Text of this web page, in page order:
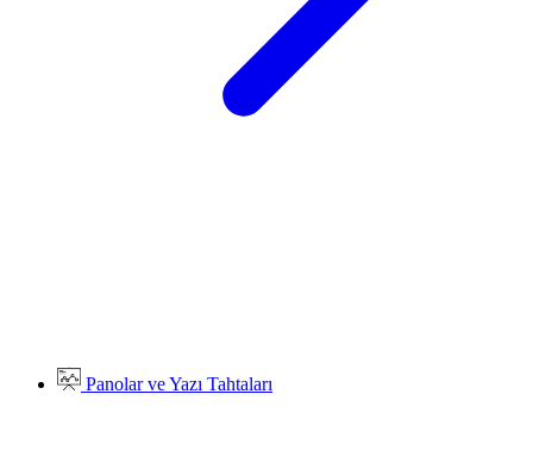
Panolar ve Yazı Tahtaları